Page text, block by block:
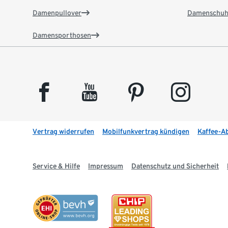
Damenpullover
Damensporthosen
facebook youtube pinterest instagram
Vertrag widerrufen Mobilfunkvertrag kündigen Kaffee-
Service & Hilfe Impressum Datenschutz und Sicherheit